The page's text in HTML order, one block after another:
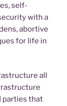
self-
with a
abortive
for life in
all
parties that